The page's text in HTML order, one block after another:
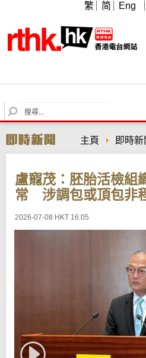
繁 简 Eng
S
e
r
c
主頁 即時新
盧寵茂：胚胎活檢組
常 涉調包或頂包非
2026-07-08 HKT 16:05